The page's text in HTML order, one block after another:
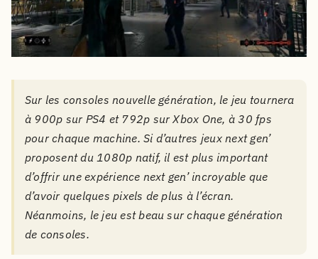
Sur les consoles nouvelle génération, le jeu tournera
à 900p sur PS4 et 792p sur Xbox One, à 30 fps
pour chaque machine. Si d’autres jeux next gen’
proposent du 1080p natif, il est plus important
d’offrir une expérience next gen’ incroyable que
d’avoir quelques pixels de plus à l’écran.
Néanmoins, le jeu est beau sur chaque génération
de consoles.